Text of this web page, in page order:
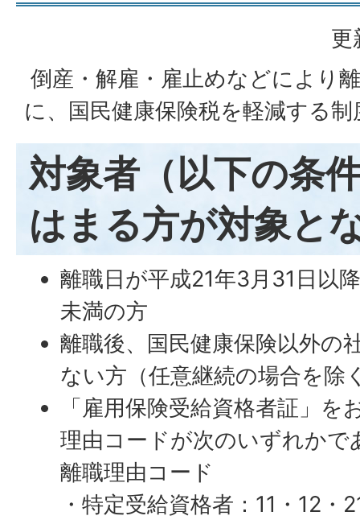
更
倒産・解雇・雇止めなどにより
に、国民健康保険税を軽減する
対象者（以下の条
はまる方が対象と
離職日が平成21年3月31日以
未満の方
離職後、国民健康保険以外の
ない方（任意継続の場合を除
「雇用保険受給資格者証」
理由コードが次のいずれかで
離職理由コード
・特定受給資格者：11・12・